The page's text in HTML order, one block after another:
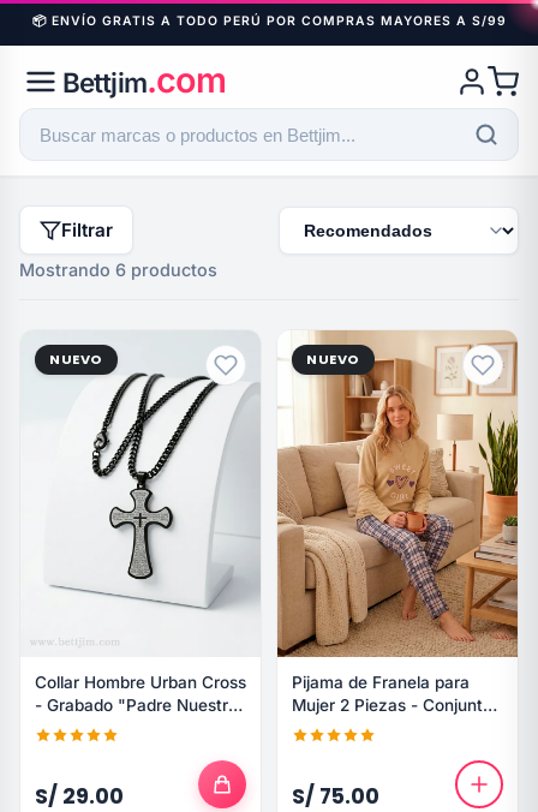
📦 ENVÍO GRATIS A TODO PERÚ POR COMPRAS MAYORES A S/99
Bettjim.com
Filtrar
Mostrando 6 productos
NUEVO
Collar Hombre Urban Cross
- Grabado "Padre Nuestro"
Acero Negro
S/ 29.00
NUEVO
Pijama de Franela para
Mujer 2 Piezas - Conjunto
de Invierno Estampado
S/ 75.00